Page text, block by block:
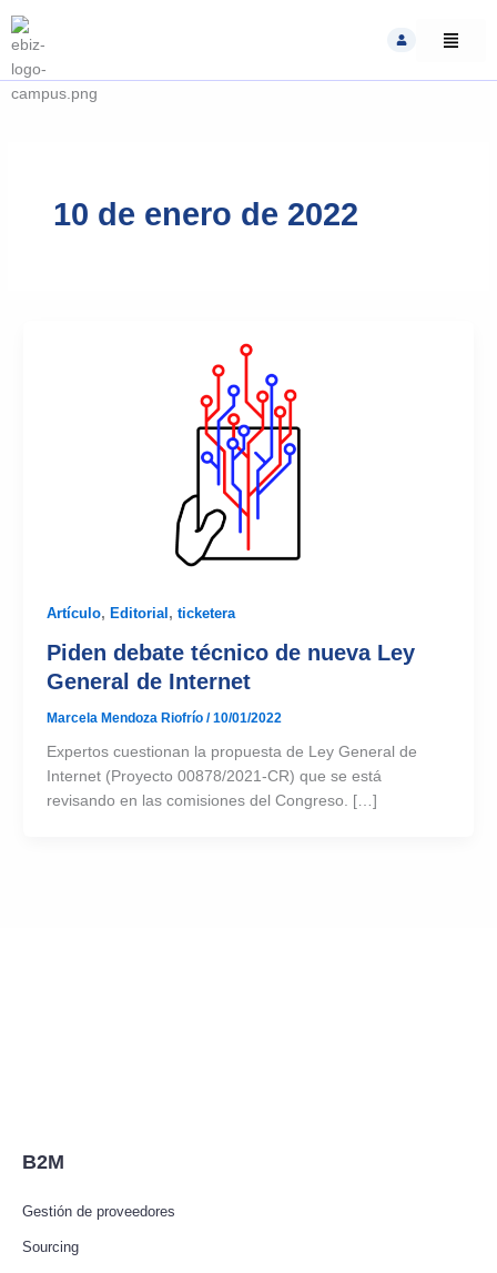
to
content
10 de enero de 2022
Artículo, Editorial, ticketera
Piden debate técnico de nueva Ley
General de Internet
Marcela Mendoza Riofrío /10/01/2022
Expertos cuestionan la propuesta de Ley General de
Internet (Proyecto 00878/2021-CR) que se está
revisando en las comisiones del Congreso. […]
B2M
Gestión de proveedores
Sourcing